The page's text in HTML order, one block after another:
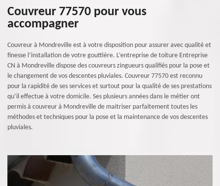
Couvreur 77570 pour vous
accompagner
Couvreur à Mondreville est à votre disposition pour assurer avec qualité et
finesse l’installation de votre gouttière. L’entreprise de toiture Entreprise
CN à Mondreville dispose des couvreurs zingueurs qualifiés pour la pose et
le changement de vos descentes pluviales. Couvreur 77570 est reconnu
pour la rapidité de ses services et surtout pour la qualité de ses prestations
qu’il effectue à votre domicile. Ses plusieurs années dans le métier ont
permis à couvreur à Mondreville de maitriser parfaitement toutes les
méthodes et techniques pour la pose et la maintenance de vos descentes
pluviales.